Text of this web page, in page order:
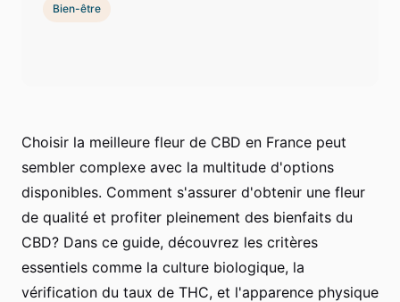
Choisir la meilleure fleur de CBD en France peut
sembler complexe avec la multitude d'options
disponibles. Comment s'assurer d'obtenir une fleur
de qualité et profiter pleinement des bienfaits du
CBD? Dans ce guide, découvrez les critères
essentiels comme la culture biologique, la
vérification du taux de THC, et l'apparence physique
Bien-être